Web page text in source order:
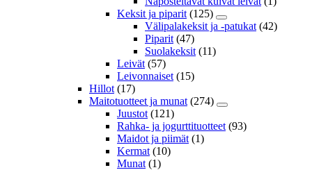
Keksit ja piparit (125)
Välipalakeksit ja -patukat (42)
Piparit (47)
Suolakeksit (11)
Leivät (57)
Leivonnaiset (15)
Hillot (17)
Maitotuotteet ja munat (274)
Juustot (121)
Rahka- ja jogurttituotteet (93)
Maidot ja piimät (1)
Kermat (10)
Munat (1)